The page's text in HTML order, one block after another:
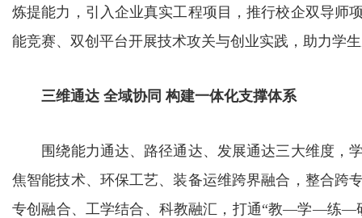
炼提能力，引入企业真实工程项目，推行校企双导师
能竞赛、双创平台开展技术攻关与创业实践，助力学
三维通达 全域协同 构建一体化支撑体系
围绕能力通达、路径通达、发展通达三大维度，
焦智能技术、环保工艺、装备运维跨界融合，整合跨
专创融合、工学结合、科教融汇，打通“教—学—练—